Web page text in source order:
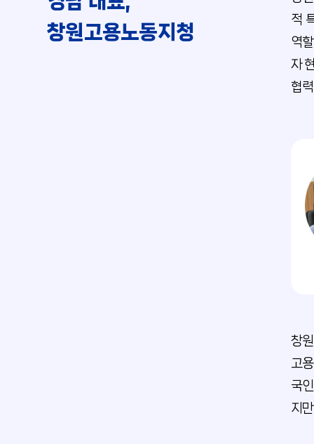
창원고용노동지청
적
역
자
협
창
고
국
지